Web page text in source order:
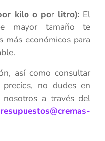
kilo o por litro): El
mayor tamaño te
más económicos para
así como consultar
no dudes en
a través del
@cremas-